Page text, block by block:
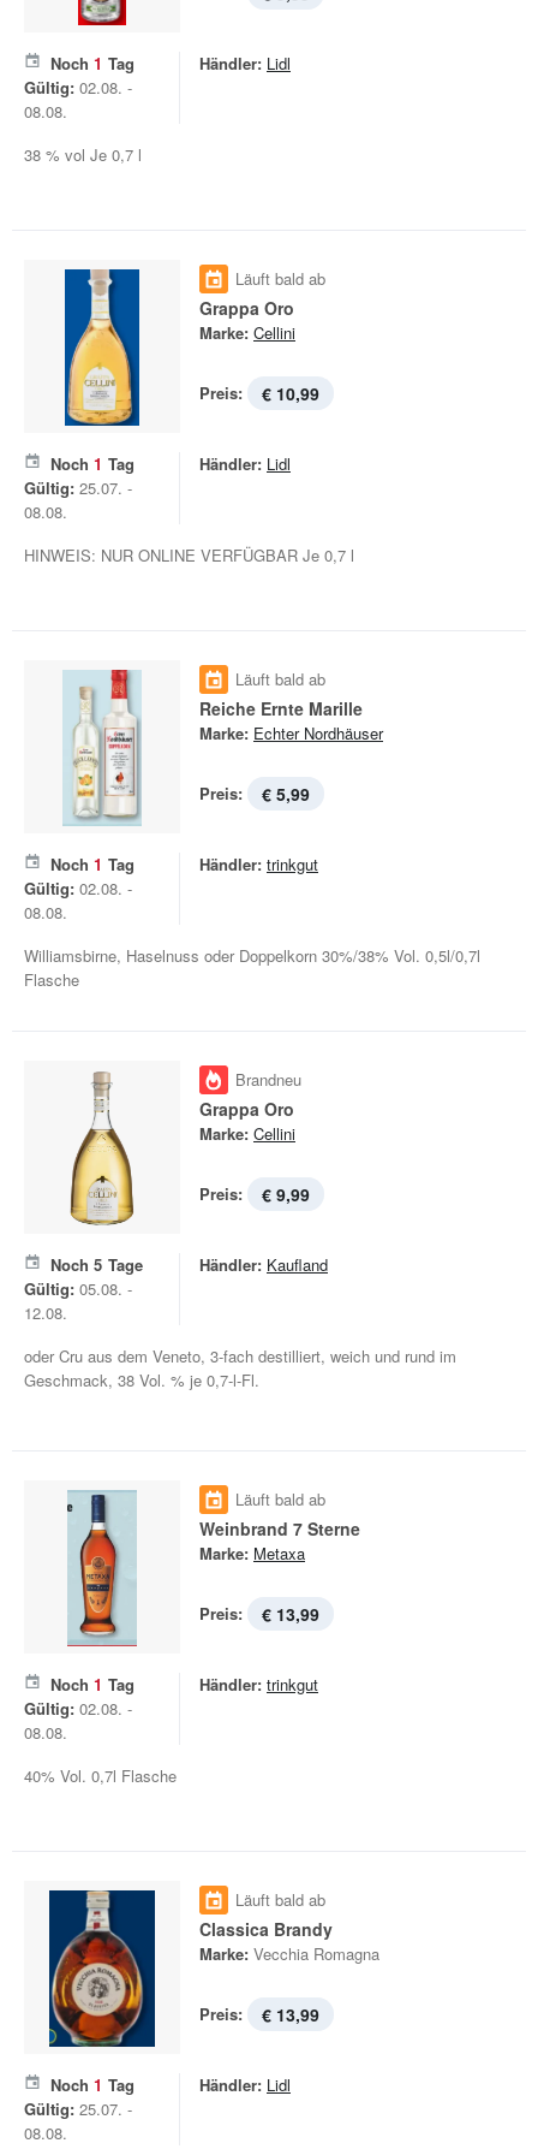
Noch 1 Tag
Gültig: 02.08. -
08.08.
Händler: Lidl
38 % vol Je 0,7 l
Läuft bald ab
Grappa Oro
Marke: Cellini
Preis: € 10,99
Noch 1 Tag
Gültig: 25.07. -
08.08.
Händler: Lidl
HINWEIS: NUR ONLINE VERFÜGBAR Je 0,7 l
Läuft bald ab
Reiche Ernte Marille
Marke: Echter Nordhäuser
Preis: € 5,99
Noch 1 Tag
Gültig: 02.08. -
08.08.
Händler: trinkgut
Williamsbirne, Haselnuss oder Doppelkorn 30%/38% Vol. 0,5l/0,7l
Flasche
Brandneu
Grappa Oro
Marke: Cellini
Preis: € 9,99
Noch 5 Tage
Gültig: 05.08. -
12.08.
Händler: Kaufland
oder Cru aus dem Veneto, 3-fach destilliert, weich und rund im
Geschmack, 38 Vol. % je 0,7-l-Fl.
Läuft bald ab
Weinbrand 7 Sterne
Marke: Metaxa
Preis: € 13,99
Noch 1 Tag
Gültig: 02.08. -
08.08.
Händler: trinkgut
40% Vol. 0,7l Flasche
Läuft bald ab
Classica Brandy
Marke: Vecchia Romagna
Preis: € 13,99
Noch 1 Tag
Gültig: 25.07. -
08.08.
Händler: Lidl